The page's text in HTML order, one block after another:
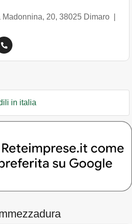
Madonnina, 20, 38025 Dimaro
in italia